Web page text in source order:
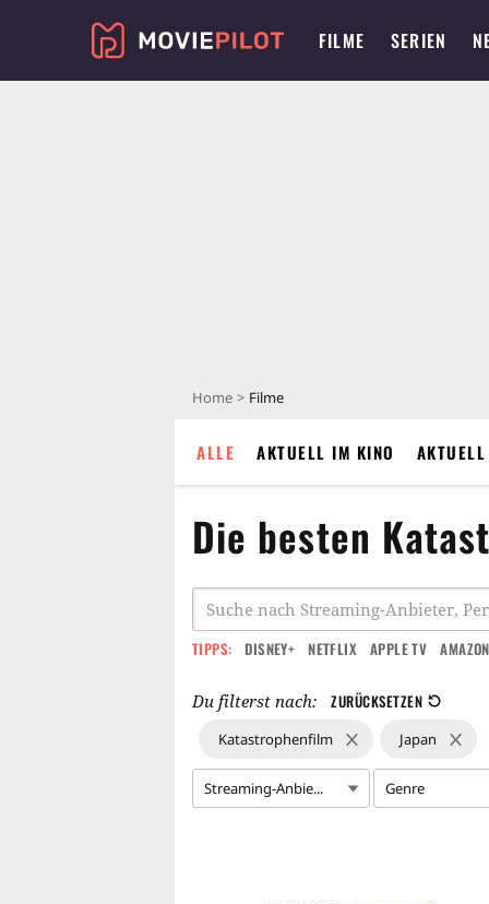
FILME SERIEN
Home Filme
ALLE AKTUELL IM KINO
Die besten
TIPPS: DISNEY+ NETFLIX APPLE TV
Du filterst nach: ZURÜCKSETZEN
Katastrophenfilm Japan
Streaming-Anbie... Genre